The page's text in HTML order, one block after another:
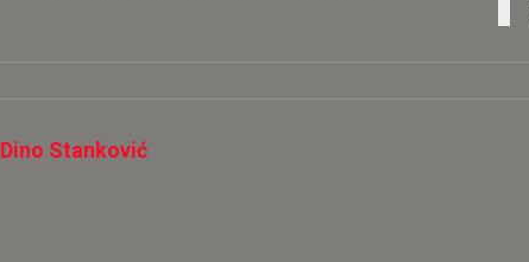
Dino Stanković